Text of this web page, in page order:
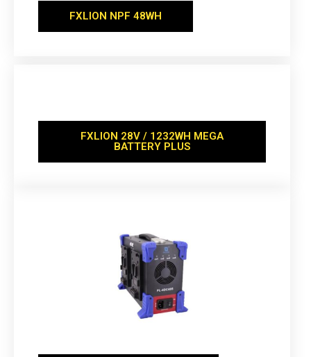
FXLION NPF 48WH
FXLION 28V / 1232WH MEGA
BATTERY PLUS